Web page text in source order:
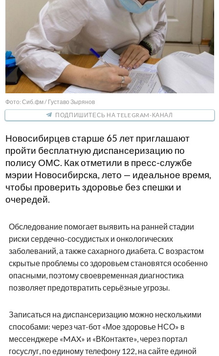
Фото: Сиб.фм / Густаво Зырянов
ПОДПИШИТЕСЬ НА TELEGRAM-КАНАЛ
Новосибирцев старше 65 лет приглашают
пройти бесплатную диспансеризацию по
полису ОМС. Как отметили в пресс-службе
мэрии Новосибирска, лето — идеальное время,
чтобы проверить здоровье без спешки и
очередей.
Обследование помогает выявить на ранней стадии
риски сердечно-сосудистых и онкологических
заболеваний, а также сахарного диабета. С возрастом
скрытые проблемы со здоровьем становятся особенно
опасными, поэтому своевременная диагностика
позволяет предотвратить серьёзные угрозы.
Записаться на диспансеризацию можно несколькими
способами: через чат-бот «Мое здоровье НСО» в
мессенджере «MAX» и «ВКонтакте», через портал
госуслуг, по единому телефону 122, на сайте единой